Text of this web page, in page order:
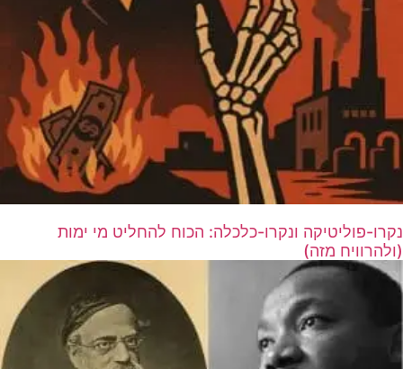
נקרו-פוליטיקה ונקרו-כלכלה: הכוח להחליט מי ימות
(ולהרוויח מזה)